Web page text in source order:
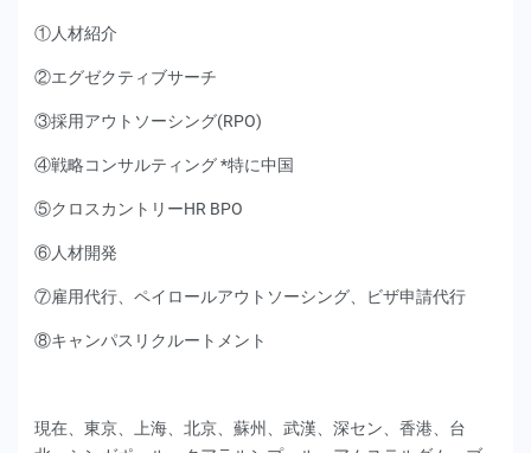
①人材紹介
②エグゼクティブサーチ
③採用アウトソーシング(RPO)
④戦略コンサルティング *特に中国
⑤クロスカントリーHR BPO
⑥人材開発
⑦雇用代行、ペイロールアウトソーシング、ビザ申請代行
⑧キャンパスリクルートメント
現在、東京、上海、北京、蘇州、武漢、深セン、香港、台